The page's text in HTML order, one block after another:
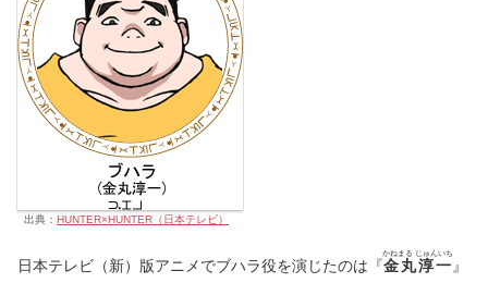
出典： HUNTER×HUNTER（日本テレビ）
日本テレビ（新）版アニメでブハラ役を演じたのは『金丸淳一
かねまる じゅんいち
』